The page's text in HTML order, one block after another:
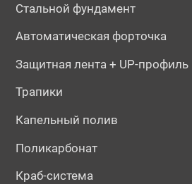
Стальной фундамент
Автоматическая форточка
Защитная лента + UP-профиль
Трапики
Капельный полив
Поликарбонат
Краб-система